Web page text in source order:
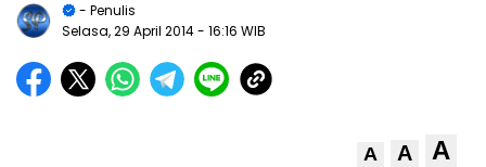
- Penulis
Selasa, 29 April 2014- 16:16 WIB
A A A